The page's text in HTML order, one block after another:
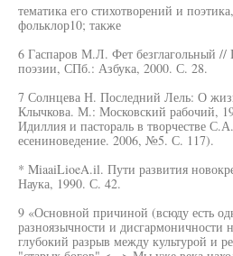
тематика его стихотворений и
фольклор10; также
6 Гаспаров М.Л. Фет безглагольный
поэзии, СПб.: Азбука, 2000. С. 28.
7 Солнцева Н. Последний Лель: О
Клычкова. М.: Московский рабочий,
Идиллия и пастораль в творчестве
есениноведение. 2006, №5. С. 117).
* MiaaiLioeA.il. Пути развития
Наука, 1990. С. 42.
9 «Основной причиной (всюду есть
разноязычности и дисгармоничности
глубокий разрыв между культурой и